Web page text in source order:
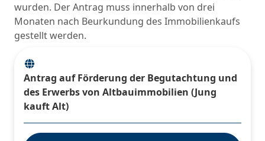
Antrag auf Förderung der Begutachtung und
des Erwerbs von Altbauimmobilien (Jung
kauft Alt)
wurden. Der Antrag muss innerhalb von drei
Monaten nach Beurkundung des Immobilienkaufs
gestellt werden.